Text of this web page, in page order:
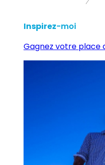
Inspirez-moi
Gagnez votre place